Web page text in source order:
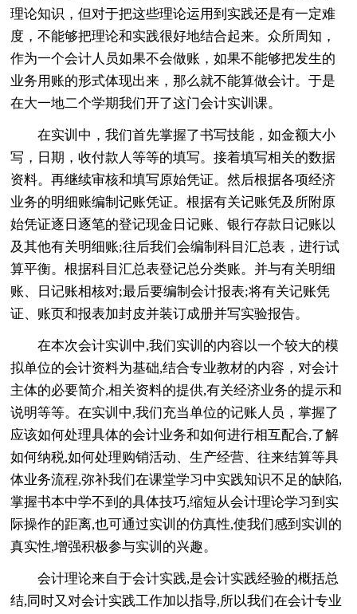
理论知识，但对于把这些理论运用到实践还是有一定难
度，不能够把理论和实践很好地结合起来。众所周知，
作为一个会计人员如果不会做账，如果不能够把发生的
业务用账的形式体现出来，那么就不能算做会计。于是
在大一地二个学期我们开了这门会计实训课。
在实训中，我们首先掌握了书写技能，如金额大小
写，日期，收付款人等等的填写。接着填写相关的数据
资料。再继续审核和填写原始凭证。然后根据各项经济
业务的明细账编制记账凭证。根据有关记账凭及所附原
始凭证逐日逐笔的登记现金日记账、银行存款日记账以
及其他有关明细账;往后我们会编制科目汇总表，进行试
算平衡。根据科目汇总表登记总分类账。并与有关明细
账、日记账相核对;最后要编制会计报表;将有关记账凭
证、账页和报表加封皮并装订成册并写实验报告。
在本次会计实训中,我们实训的内容以一个较大的模
拟单位的会计资料为基础,结合专业教材的内容，对会计
主体的必要简介,相关资料的提供,有关经济业务的提示和
说明等等。在实训中,我们充当单位的记账人员，掌握了
应该如何处理具体的会计业务和如何进行相互配合,了解
如何纳税,如何处理购销活动、生产经营、往来结算等具
体业务流程,弥补我们在课堂学习中实践知识不足的缺陷,
掌握书本中学不到的具体技巧,缩短从会计理论学习到实
际操作的距离,也可通过实训的仿真性,使我们感到实训的
真实性,增强积极参与实训的兴趣。
会计理论来自于会计实践,是会计实践经验的概括总
结,同时又对会计实践工作加以指导,所以我们在会计专业